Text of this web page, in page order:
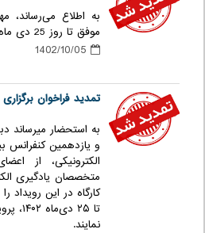
به اطلاع می‌رساند،
موفق تا روز 25 دی ماه 1402 تمدید گردید.
تمدید فراخوان برگزاری
به استحضار میرساند
و یازدهمین کنفرانس
الکترونیکی، از
متخصصان یادگیری
کارگاه در این رویداد
تا ۲۵
نمایند.